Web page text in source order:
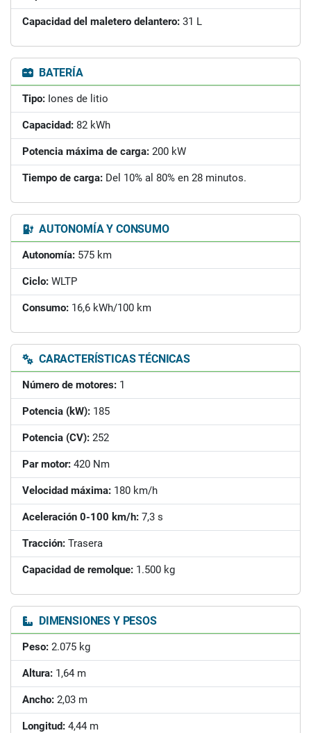
Capacidad del maletero delantero: 31 L
BATERÍA
Tipo: Iones de litio
Capacidad: 82 kWh
Potencia máxima de carga: 200 kW
Tiempo de carga: Del 10% al 80% en 28 minutos.
AUTONOMÍA Y CONSUMO
Autonomía: 575 km
Ciclo: WLTP
Consumo: 16,6 kWh/100 km
CARACTERÍSTICAS TÉCNICAS
Número de motores: 1
Potencia (kW): 185
Potencia (CV): 252
Par motor: 420 Nm
Velocidad máxima: 180 km/h
Aceleración 0-100 km/h: 7,3 s
Tracción: Trasera
Capacidad de remolque: 1.500 kg
DIMENSIONES Y PESOS
Peso: 2.075 kg
Altura: 1,64 m
Ancho: 2,03 m
Longitud: 4,44 m